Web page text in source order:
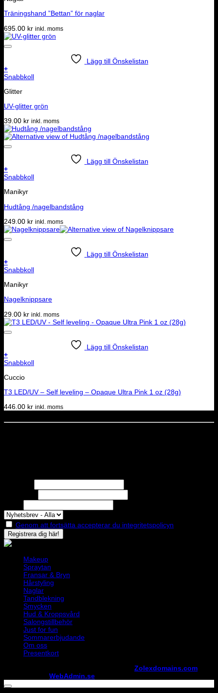
Träningshand ”Bettan” för naglar
695.00 kr inkl. moms
Lägg till Önskelistan
+
Snabbkoll
Glitter
UV-glitter grön
39.00 kr inkl. moms
Lägg till Önskelistan
+
Snabbkoll
Manikyr
Hudtång /nagelbandstång
249.00 kr inkl. moms
Lägg till Önskelistan
+
Snabbkoll
Manikyr
Nagelknippsare
29.00 kr inkl. moms
Lägg till Önskelistan
+
Snabbkoll
Cuccio
T3 LED/UV – Self leveling – Opaque Ultra Pink 1 oz (28g)
446.00 kr inkl. moms
Genom att fortsätta accepterar du integritetspolicyn
Makeup
Spraytan
Fransar & Bryn
Hårstyling
Naglar
Tandblekning
Smycken
Hud & Kroppsvård
Salongstillbehör
Just for fun
Sommarerbjudande
Om oss
Presentkort
Zolexdomains.com
WebAdmin.se